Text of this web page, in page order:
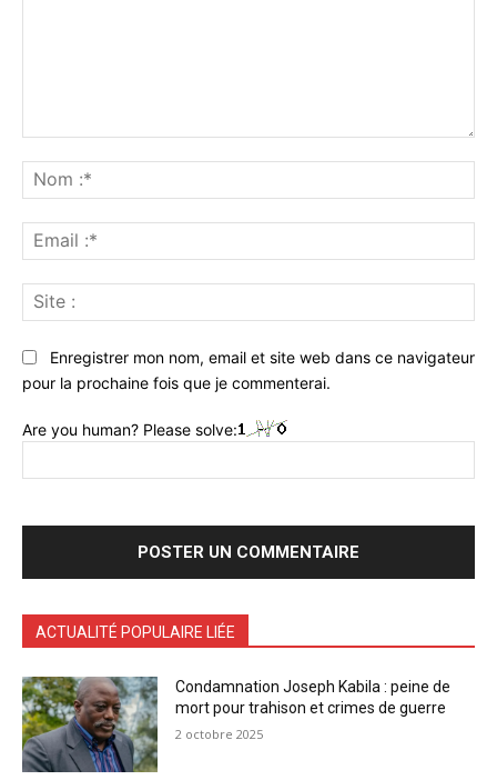
:*
:*
:
Enregistrer mon nom, email et site web dans ce navigateur
pour la prochaine fois que je commenterai.
Are you human? Please solve:
ACTUALITÉ POPULAIRE LIÉE
Condamnation Joseph Kabila : peine de
mort pour trahison et crimes de guerre
2 octobre 2025